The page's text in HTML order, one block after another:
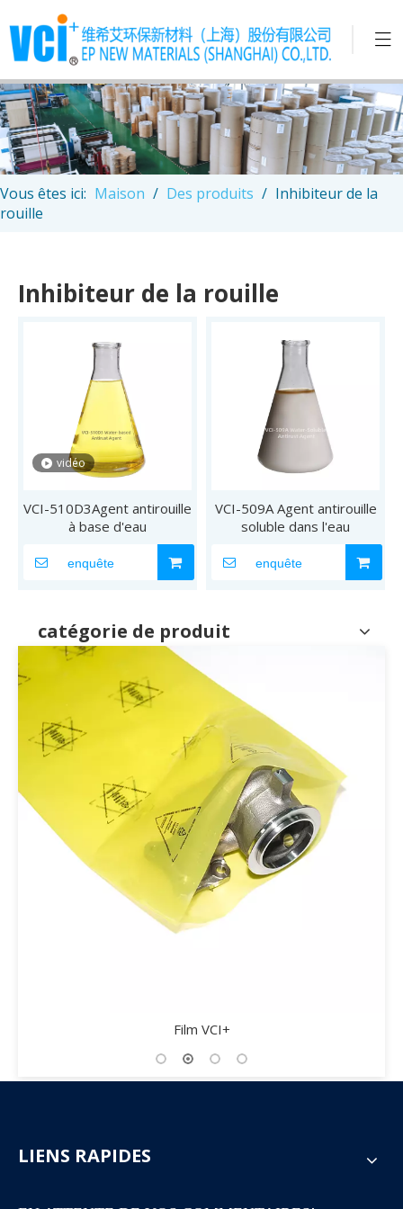
Vous êtes ici: Maison / Des produits / Inhibiteur de la
rouille
Inhibiteur de la rouille
vidéo
VCI-510D3Agent antirouille
à base d'eau
enquête
VCI-509A Agent antirouille
soluble dans l'eau
enquête
catégorie de produit
Film VCI+
LIENS RAPIDES